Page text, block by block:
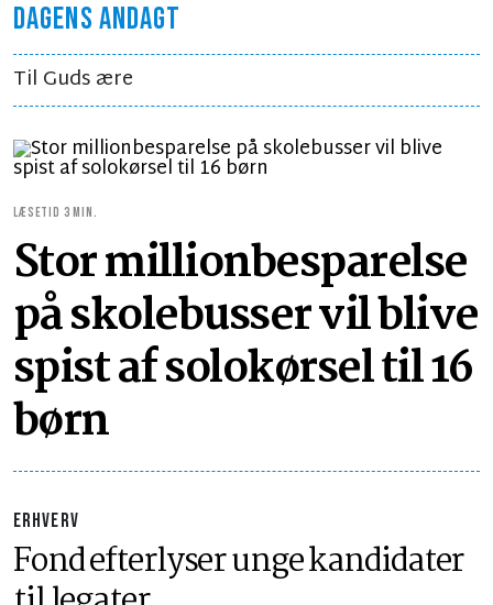
DAGENS ANDAGT
Til Guds ære
LÆSETID 3 MIN.
Stor millionbesparelse
på skolebusser vil blive
spist af solokørsel til 16
børn
ERHVERV
Fond efterlyser unge kandidater